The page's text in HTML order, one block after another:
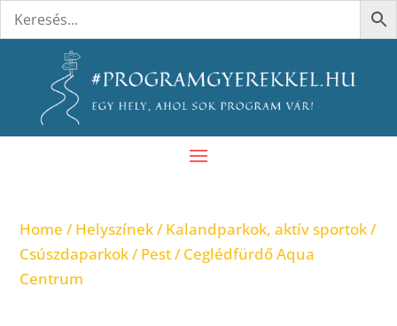
Home /Helyszínek/Kalandparkok, aktív sportok/
Csúszdaparkok/Pest/ Ceglédfürdő Aqua
Centrum